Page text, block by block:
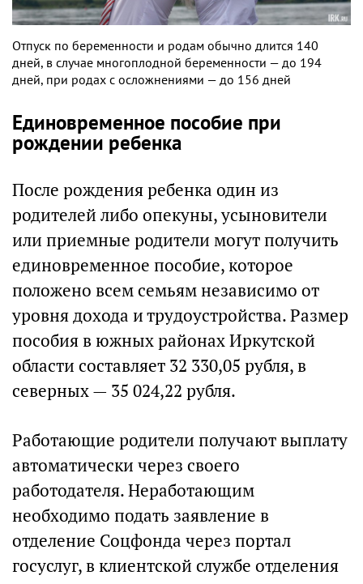
Отпуск по беременности и родам обычно длится 140
дней, в случае многоплодной беременности — до 194
дней, при родах с осложнениями — до 156 дней
Единовременное пособие при
рождении ребенка
После рождения ребенка один из
родителей либо опекуны, усыновители
или приемные родители могут получить
единовременное пособие, которое
положено всем семьям независимо от
уровня дохода и трудоустройства. Размер
пособия в южных районах Иркутской
области составляет 32 330,05 рубля, в
северных — 35 024,22 рубля.
Работающие родители получают выплату
автоматически через своего
работодателя. Неработающим
необходимо подать заявление в
отделение Соцфонда через портал
госуслуг, в клиентской службе отделения